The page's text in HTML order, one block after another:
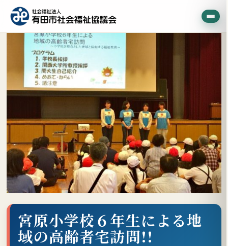
宮原小学校６年生による地
域の高齢者宅訪問!!